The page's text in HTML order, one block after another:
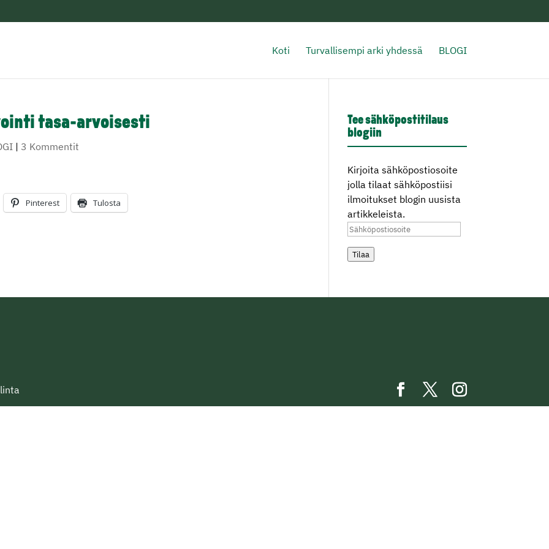
Koti Turvallisempi arki yhdessä BLOGI
tasa-arvoisesti
| 3 Kommentit
Pinterest Tulosta
Tee sähköpostitilaus
blogiin
Kirjoita sähköpostiosoite
jolla tilaat sähköpostiisi
ilmoitukset blogin uusista
artikkeleista.
Sähköpostiosoite
Tilaa